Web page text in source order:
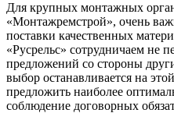
Для крупных монтажных
«Монтажремстрой», очень
поставки качественных
«Русрельс» сотрудничаем не
предложений со стороны
выбор останавливается на
предложить наиболее
соблюдение договорных